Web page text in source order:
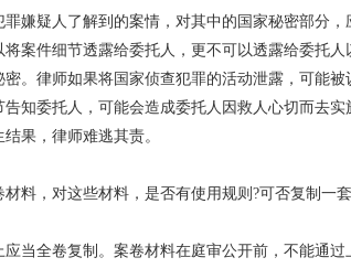
嫌疑人了解到的案情，对其中的国家秘密部分，
案件细节透露给委托人，更不可以透露给委托人
。律师如果将国家侦查犯罪的活动泄露，可能被
知委托人，可能会造成委托人因救人心切而去实
果，律师难逃其责。
料，对这些材料，是否有使用规则?可否复制一
当全卷复制。案卷材料在庭审公开前，不能通过